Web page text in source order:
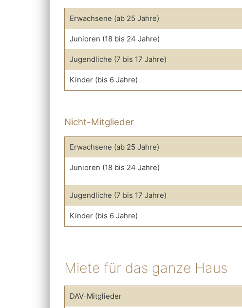
Erwachsene (ab 25 Jahre)
Junioren (18 bis 24 Jahre)
Jugendliche (7 bis 17 Jahre)
Kinder (bis 6 Jahre)
Nicht-Mitglieder
Erwachsene (ab 25 Jahre)
Junioren (18 bis 24 Jahre)
Jugendliche (7 bis 17 Jahre)
Kinder (bis 6 Jahre)
Miete für das ganze Haus
DAV-Mitglieder